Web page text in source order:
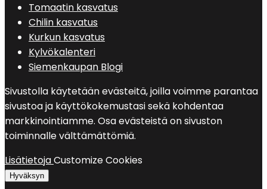
Tomaatin kasvatus
Chilin kasvatus
Kurkun kasvatus
Kylvökalenteri
Siemenkaupan Blogi
Sivustolla käytetään evästeitä, joilla voimme parantaa
sivustoa ja käyttökokemustasi sekä kohdentaa
markkinointiamme. Osa evästeistä on sivuston
toiminnalle välttämättömiä.
LisätietojaCustomize Cookies
Hyväksyn